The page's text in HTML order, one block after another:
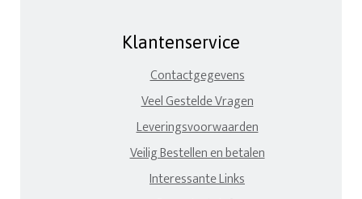
Klantenservice
Contactgegevens
Veel Gestelde Vragen
Leveringsvoorwaarden
Veilig Bestellen en betalen
Interessante Links